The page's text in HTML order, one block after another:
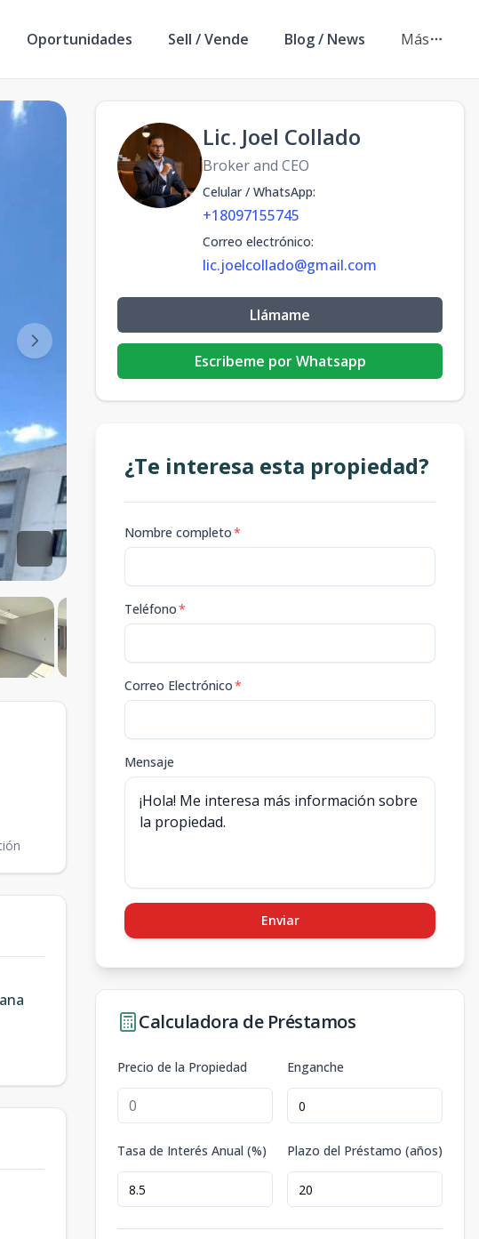
Oportunidades Sell / Vende Blog / News Más
Lic. Joel Collado
Broker and CEO
Celular / WhatsApp:
+18097155745
Correo electrónico:
lic.joelcollado@gmail.com
Llámame
Escribeme por Whatsapp
¿Te interesa esta propiedad?
Nombre completo*
Teléfono*
Correo Electrónico*
Mensaje
Enviar
Calculadora de Préstamos
Precio de la Propiedad Enganche
Tasa de Interés Anual (%) Plazo del Préstamo (años)